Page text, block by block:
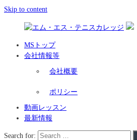
Skip to content
MSトップ
会社情報等
会社概要
ポリシー
動画レッスン
最新情報
Search for: